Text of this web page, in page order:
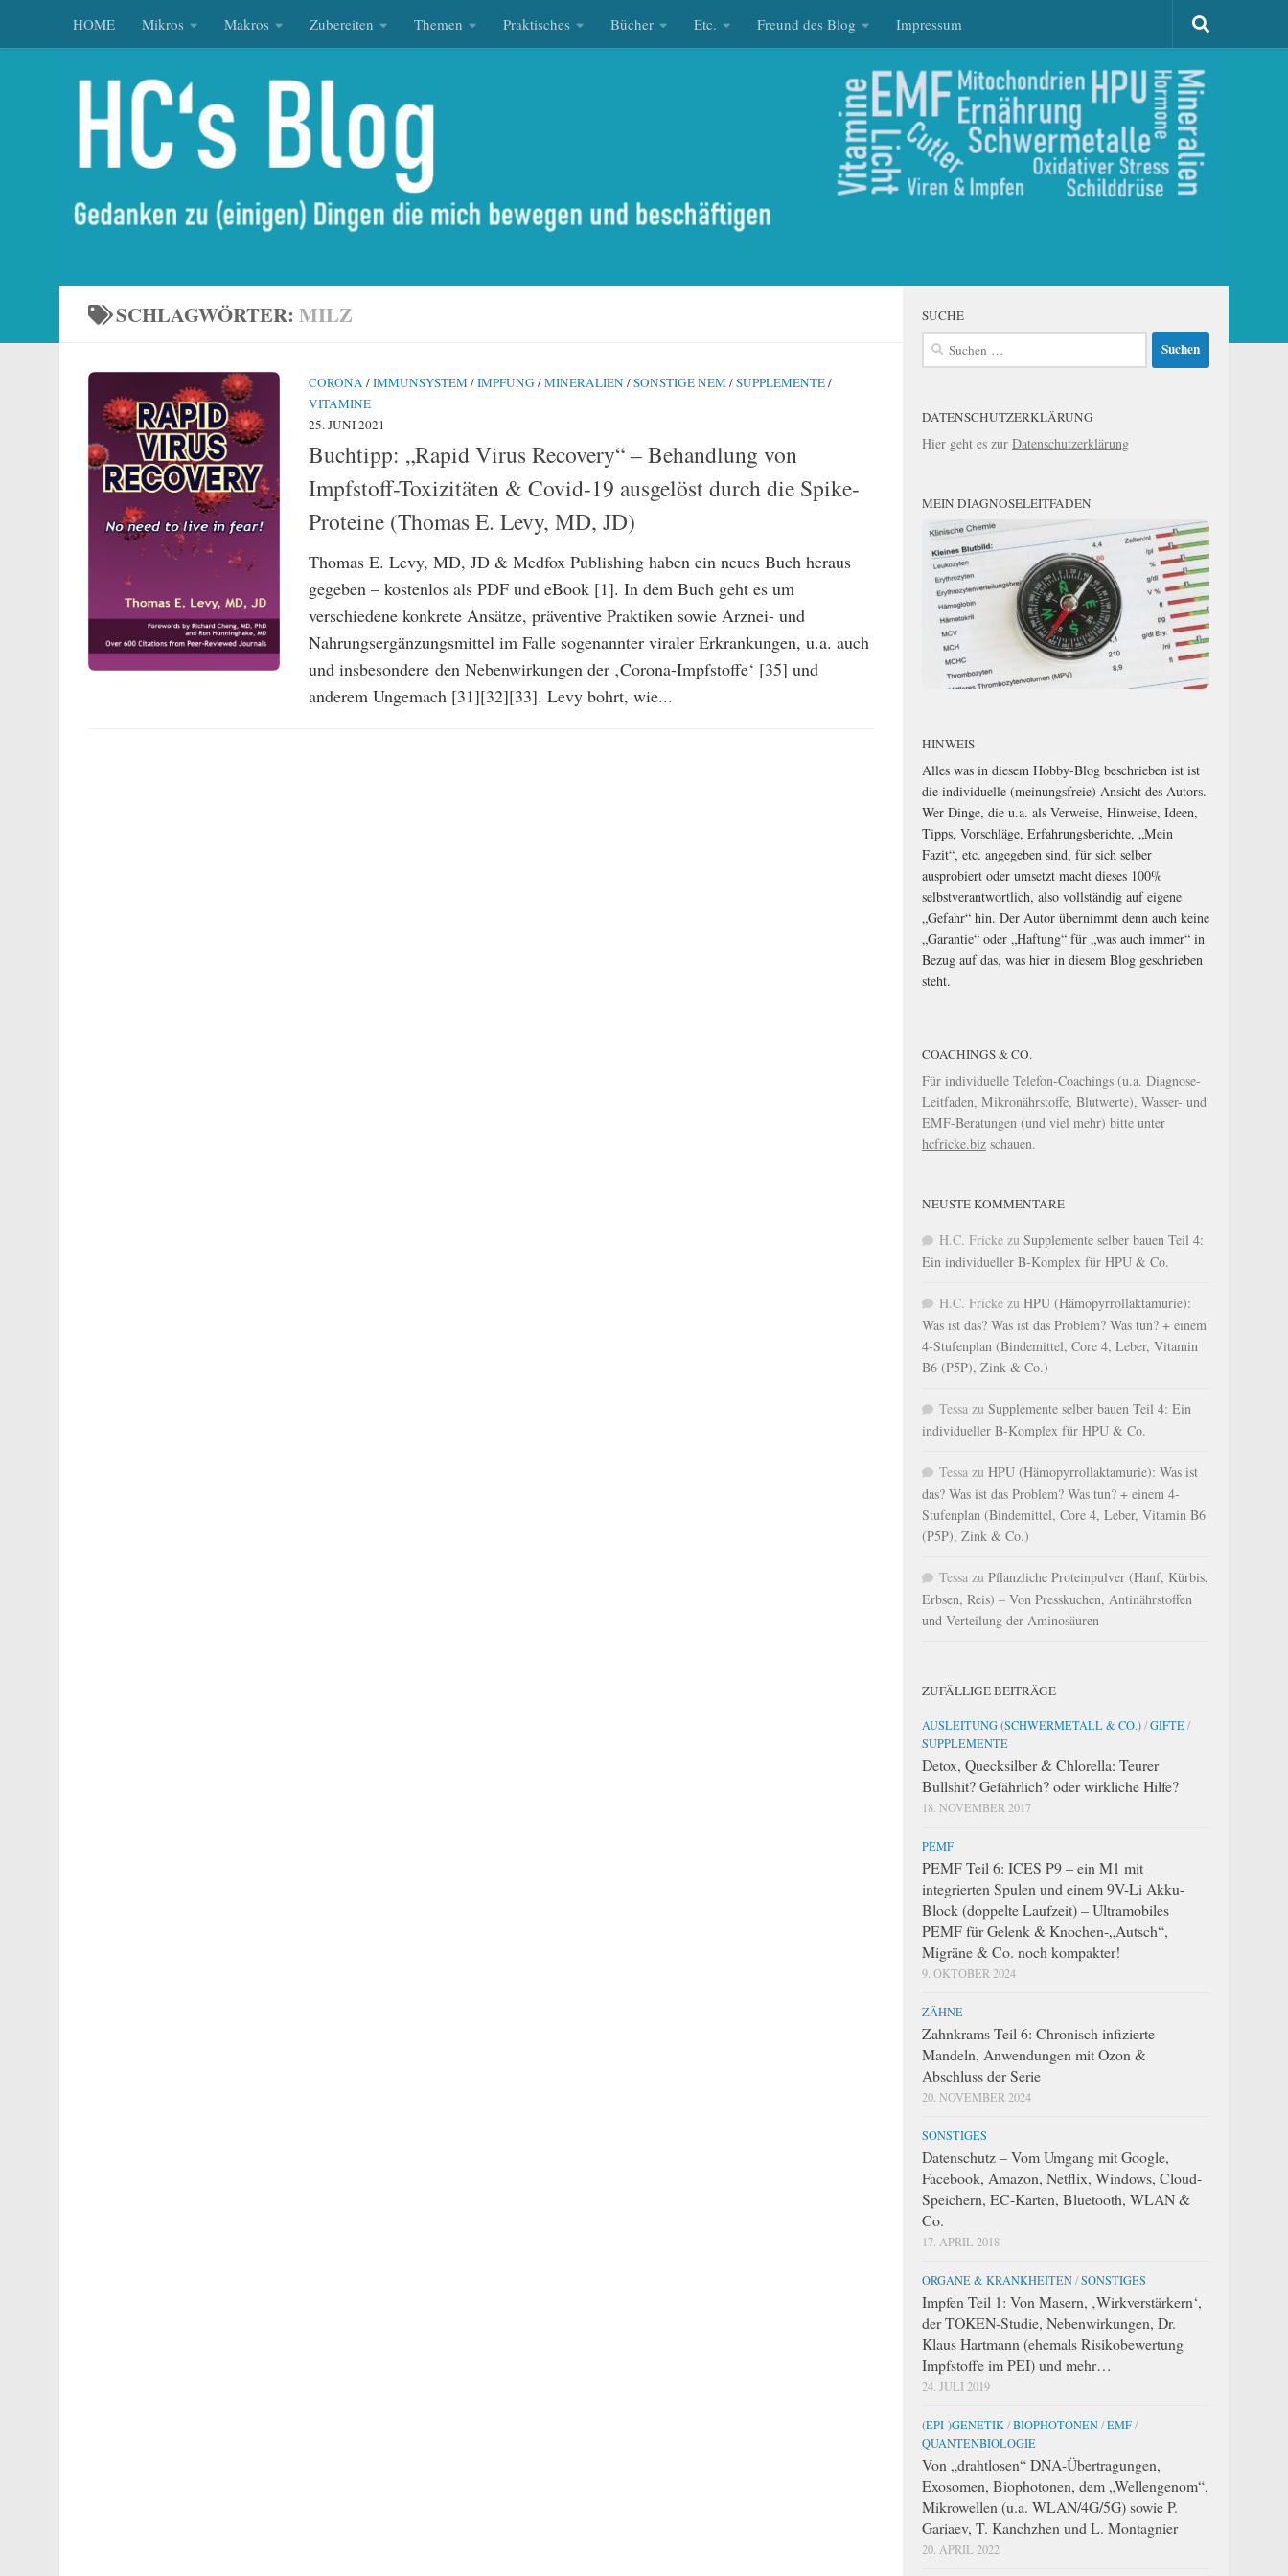
Zum Inhalt springen
HOME Mikros Makros Zubereiten Themen Praktisches Bücher Etc. Freund des Blog Impressum
SCHLAGWÖRTER: MILZ
CORONA /IMMUNSYSTEM /IMPFUNG /MINERALIEN /SONSTIGE NEM /SUPPLEMENTE/
VITAMINE
25. JUNI 2021
Buchtipp: „Rapid Virus Recovery“ – Behandlung von
Impfstoff-Toxizitäten & Covid-19 ausgelöst durch die Spike-
Proteine (Thomas E. Levy, MD, JD)
Thomas E. Levy, MD, JD & Medfox Publishing haben ein neues Buch heraus
gegeben – kostenlos als PDF und eBook [1]. In dem Buch geht es um
verschiedene konkrete Ansätze, präventive Praktiken sowie Arznei- und
Nahrungsergänzungsmittel im Falle sogenannter viraler Erkrankungen, u.a. auch
und insbesondere den Nebenwirkungen der ‚Corona-Impfstoffe‘ [35] und
anderem Ungemach [31][32][33]. Levy bohrt, wie...
SUCHE
Suchen
DATENSCHUTZERKLÄRUNG
Hier geht es zur Datenschutzerklärung
MEIN DIAGNOSELEITFADEN
HINWEIS
Alles was in diesem Hobby-Blog beschrieben ist ist
die individuelle (meinungsfreie) Ansicht des Autors.
Wer Dinge, die u.a. als Verweise, Hinweise, Ideen,
Tipps, Vorschläge, Erfahrungsberichte, „Mein
Fazit“, etc. angegeben sind, für sich selber
ausprobiert oder umsetzt macht dieses 100%
selbstverantwortlich, also vollständig auf eigene
„Gefahr“ hin. Der Autor übernimmt denn auch keine
„Garantie“ oder „Haftung“ für „was auch immer“ in
Bezug auf das, was hier in diesem Blog geschrieben
steht.
COACHINGS & CO.
Für individuelle Telefon-Coachings (u.a. Diagnose-
Leitfaden, Mikronährstoffe, Blutwerte), Wasser- und
EMF-Beratungen (und viel mehr) bitte unter
hcfricke.biz schauen.
NEUSTE KOMMENTARE
H.C. Fricke zu Supplemente selber bauen Teil 4:
Ein individueller B-Komplex für HPU & Co.
H.C. Fricke zu HPU (Hämopyrrollaktamurie):
Was ist das? Was ist das Problem? Was tun? + einem
4-Stufenplan (Bindemittel, Core 4, Leber, Vitamin
B6 (P5P), Zink & Co.)
Tessa zu Supplemente selber bauen Teil 4: Ein
individueller B-Komplex für HPU & Co.
Tessa zu HPU (Hämopyrrollaktamurie): Was ist
das? Was ist das Problem? Was tun? + einem 4-
Stufenplan (Bindemittel, Core 4, Leber, Vitamin B6
(P5P), Zink & Co.)
Tessa zu Pflanzliche Proteinpulver (Hanf, Kürbis,
Erbsen, Reis) – Von Presskuchen, Antinährstoffen
und Verteilung der Aminosäuren
ZUFÄLLIGE BEITRÄGE
AUSLEITUNG (SCHWERMETALL & CO.)/GIFTE/
SUPPLEMENTE
Detox, Quecksilber & Chlorella: Teurer
Bullshit? Gefährlich? oder wirkliche Hilfe?
18. NOVEMBER 2017
PEMF
PEMF Teil 6: ICES P9 – ein M1 mit
integrierten Spulen und einem 9V-Li Akku-
Block (doppelte Laufzeit) – Ultramobiles
PEMF für Gelenk & Knochen-„Autsch“,
Migräne & Co. noch kompakter!
9. OKTOBER 2024
ZÄHNE
Zahnkrams Teil 6: Chronisch infizierte
Mandeln, Anwendungen mit Ozon &
Abschluss der Serie
20. NOVEMBER 2024
SONSTIGES
Datenschutz – Vom Umgang mit Google,
Facebook, Amazon, Netflix, Windows, Cloud-
Speichern, EC-Karten, Bluetooth, WLAN &
Co.
17. APRIL 2018
ORGANE & KRANKHEITEN/SONSTIGES
Impfen Teil 1: Von Masern, ‚Wirkverstärkern‘,
der TOKEN-Studie, Nebenwirkungen, Dr.
Klaus Hartmann (ehemals Risikobewertung
Impfstoffe im PEI) und mehr…
24. JULI 2019
(EPI-)GENETIK /BIOPHOTONEN/EMF/
QUANTENBIOLOGIE
Von „drahtlosen“ DNA-Übertragungen,
Exosomen, Biophotonen, dem „Wellengenom“,
Mikrowellen (u.a. WLAN/4G/5G) sowie P.
Gariaev, T. Kanchzhen und L. Montagnier
20. APRIL 2022